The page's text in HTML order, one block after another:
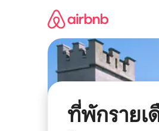
ที่พักรายเ